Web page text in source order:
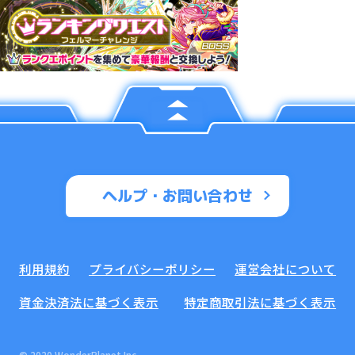
ヘルプ・お問い合わせ
利用規約 プライバシーポリシー
運営会社について
資金決済法に基づく表示
特定商取引法に基づく表示